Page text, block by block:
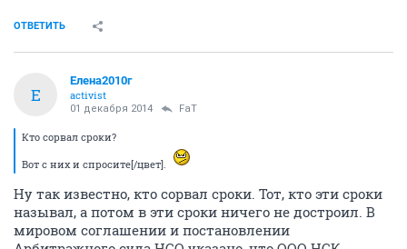
ОТВЕТИТЬ
Е
Елена2010г
activist
01 декабря 2014 FaT
Кто сорвал сроки?
Вот с них и спросите[/цвет].
Ну так известно, кто сорвал сроки. Тот, кто эти сроки
называл, а потом в эти сроки ничего не достроил. В
мировом соглашении и постановлении